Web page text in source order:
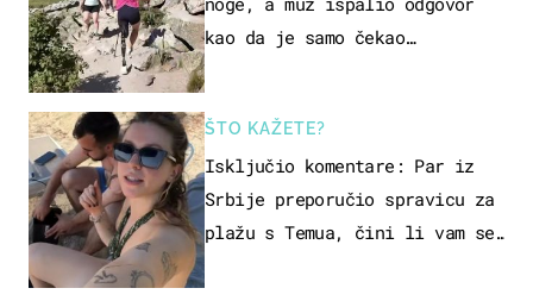
kao da je samo čekao…
ŠTO KAŽETE?
Isključio komentare: Par iz
Srbije preporučio spravicu za
plažu s Temua, čini li vam se